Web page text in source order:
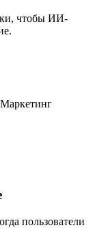
чтобы ИИ-
Маркетинг
пользователи